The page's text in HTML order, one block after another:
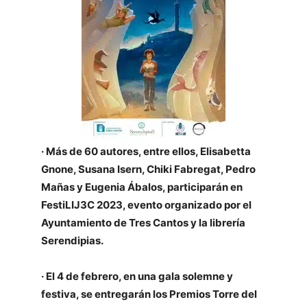
· Más de 60 autores, entre ellos, Elisabetta
Gnone, Susana Isern, Chiki Fabregat, Pedro
Mañas y Eugenia Ábalos, participarán en
FestiLIJ3C 2023, evento organizado por el
Ayuntamiento de Tres Cantos y la librería
Serendipias.
· El 4 de febrero, en una gala solemne y
festiva, se entregarán los Premios Torre del